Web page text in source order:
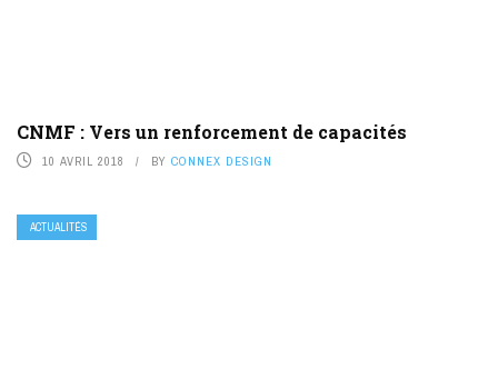
CNMF : Vers un renforcement de capacités
10 AVRIL 2018 BY CONNEX DESIGN
ACTUALITÉS